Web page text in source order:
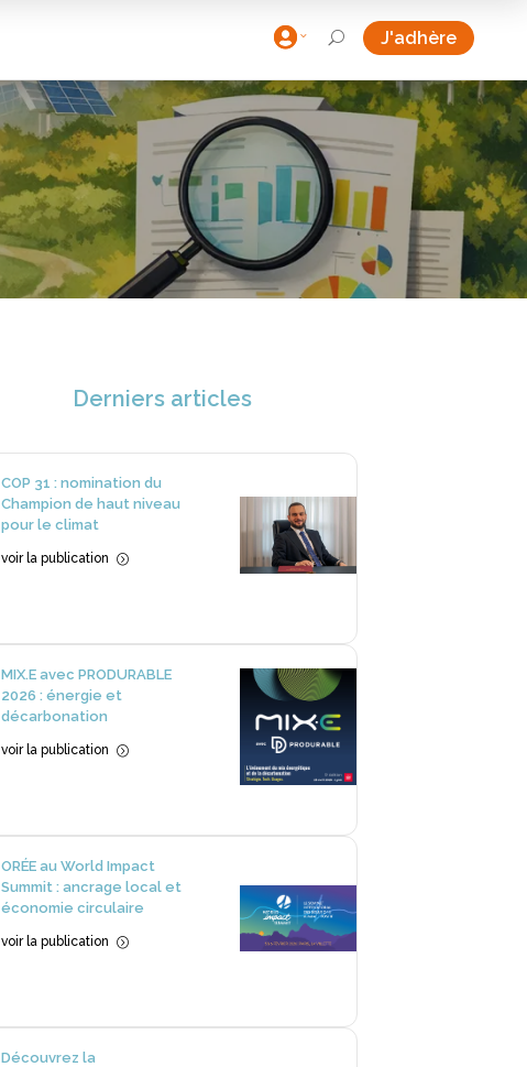
 U J'adhère
Derniers articles
COP 31 : nomination du
Champion de haut niveau
pour le climat
voir la publication =
MIX.E avec PRODURABLE
2026 : énergie et
décarbonation
voir la publication =
ORÉE au World Impact
Summit : ancrage local et
économie circulaire
voir la publication =
Découvrez la